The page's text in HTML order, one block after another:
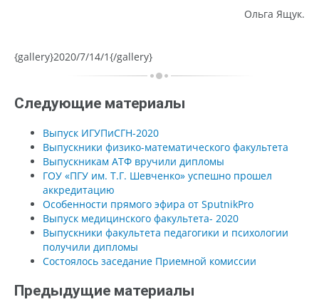
Ольга Ящук.
{gallery}2020/7/14/1{/gallery}
Следующие материалы
Выпуск ИГУПиСГН-2020
Выпускники физико-математического факультета
Выпускникам АТФ вручили дипломы
ГОУ «ПГУ им. Т.Г. Шевченко» успешно прошел
аккредитацию
Особенности прямого эфира от SputnikPro
Выпуск медицинского факультета- 2020
Выпускники факультета педагогики и психологии
получили дипломы
Состоялось заседание Приемной комиссии
Предыдущие материалы